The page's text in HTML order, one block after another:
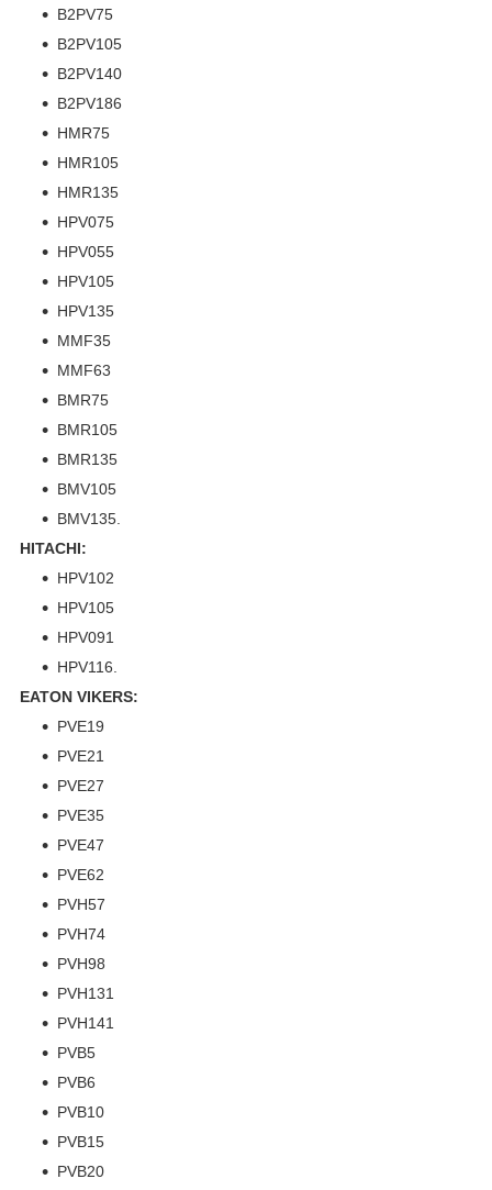
B2PV75
B2PV105
B2PV140
B2PV186
HMR75
HMR105
HMR135
HPV075
HPV055
HPV105
HPV135
MMF35
MMF63
BMR75
BMR105
BMR135
BMV105
BMV135.
HITACHI:
HPV102
HPV105
HPV091
HPV116.
EATON VIKERS:
PVE19
PVE21
PVE27
PVE35
PVE47
PVE62
PVH57
PVH74
PVH98
PVH131
PVH141
PVB5
PVB6
PVB10
PVB15
PVB20